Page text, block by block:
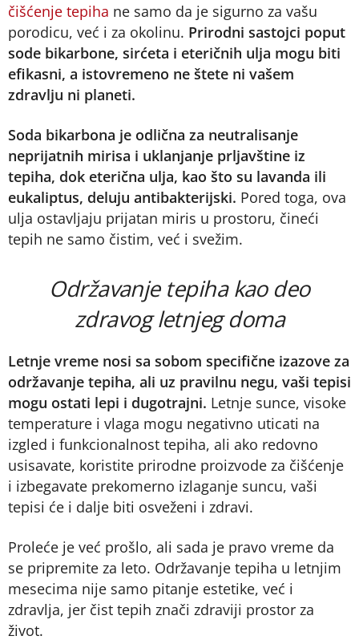
čišćenje tepiha ne samo da je sigurno za vašu
porodicu, već i za okolinu. Prirodni sastojci poput
sode bikarbone, sirćeta i eteričnih ulja mogu biti
efikasni, a istovremeno ne štete ni vašem
zdravlju ni planeti.
Soda bikarbona je odlična za neutralisanje
neprijatnih mirisa i uklanjanje prljavštine iz
tepiha, dok eterična ulja, kao što su lavanda ili
eukaliptus, deluju antibakterijski. Pored toga, ova
ulja ostavljaju prijatan miris u prostoru, čineći
tepih ne samo čistim, već i svežim.
Održavanje tepiha kao deo
zdravog letnjeg doma
Letnje vreme nosi sa sobom specifične izazove za
održavanje tepiha, ali uz pravilnu negu, vaši tepisi
mogu ostati lepi i dugotrajni. Letnje sunce, visoke
temperature i vlaga mogu negativno uticati na
izgled i funkcionalnost tepiha, ali ako redovno
usisavate, koristite prirodne proizvode za čišćenje
i izbegavate prekomerno izlaganje suncu, vaši
tepisi će i dalje biti osveženi i zdravi.
Proleće je već prošlo, ali sada je pravo vreme da
se pripremite za leto. Održavanje tepiha u letnjim
mesecima nije samo pitanje estetike, već i
zdravlja, jer čist tepih znači zdraviji prostor za
život.